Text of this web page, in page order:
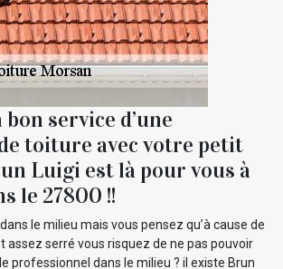
bon service d’une
toiture avec votre petit
Luigi est là pour vous à
le 27800 !!
le milieu mais vous pensez qu’à cause de
assez serré vous risquez de ne pas pouvoir
professionnel dans le milieu ? il existe Brun